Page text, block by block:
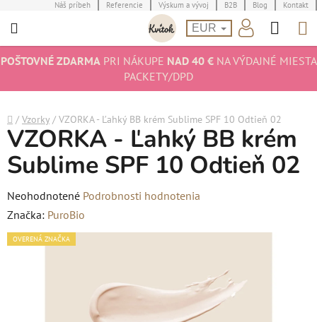
na
Náš príbeh Referencie Výskum a vývoj B2B Blog Kontakt
EUR
POŠTOVNÉ ZDARMAPRI NÁKUPE NAD 40 €NA VÝDAJNÉ MIESTA
PACKETY/DPD
Domov
/ Vzorky / VZORKA - Ľahký BB krém Sublime SPF 10 Odtieň 02
VZORKA - Ľahký BB krém
Sublime SPF 10 Odtieň 02
Priemerné
hodnotenie
produktu
Neohodnotené Podrobnosti hodnotenia
Značka: PuroBio
OVERENÁ ZNAČKA